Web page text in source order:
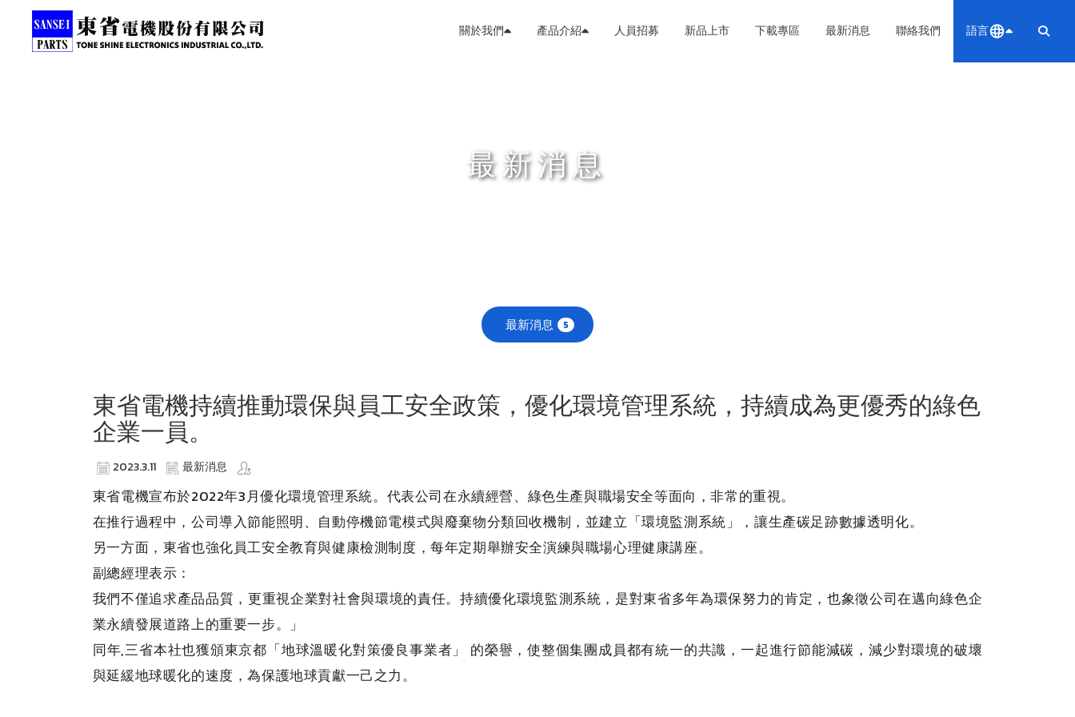
關於我們 產品介紹 人員招募 新品上市 下載專區 最新消息 聯絡我們 語言
最新消息
最新消息 5
東省電機持續推動環保與員工安全政策，優化環境管理系統，持續成為更優秀的綠色
企業一員。
2023.3.11 最新消息
東省電機宣布於2022年3月優化環境管理系統。代表公司在永續經營、綠色生產與職場安全等面向，非常的重視。
在推行過程中，公司導入節能照明、自動停機節電模式與廢棄物分類回收機制，並建立「環境監測系統」，讓生產碳足跡數據透明化。
另一方面，東省也強化員工安全教育與健康檢測制度，每年定期舉辦安全演練與職場心理健康講座。
副總經理表示：
我們不僅追求產品品質，更重視企業對社會與環境的責任。持續優化環境監測系統，是對東省多年為環保努力的肯定，也象徵公司在邁向綠色企
業永續發展道路上的重要一步。」
同年,三省本社也獲頒東京都「地球溫暖化對策優良事業者」 的榮譽，使整個集團成員都有統一的共識，一起進行節能減碳，減少對環境的破壞
與延緩地球暖化的速度，為保護地球貢獻一己之力。